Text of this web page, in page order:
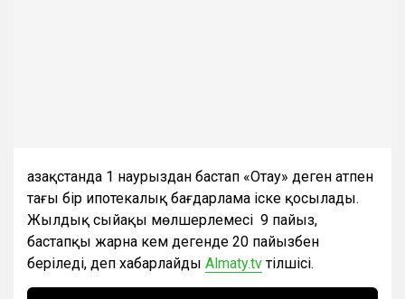
Қазақстанда 1 наурыздан бастап «Отау» деген атпен
тағы бір ипотекалық бағдарлама іске қосылады.
Жылдық сыйақы мөлшерлемесі 9 пайыз,
бастапқы жарна кем дегенде 20 пайызбен
беріледі, деп хабарлайды Almaty.tvтілшісі.